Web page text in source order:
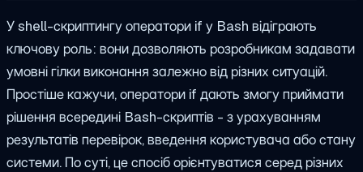
У shell-скриптингу оператори if у Bash відіграють
ключову роль: вони дозволяють розробникам задавати
умовні гілки виконання залежно від різних ситуацій.
Простіше кажучи, оператори if дають змогу приймати
рішення всередині Bash-скриптів - з урахуванням
результатів перевірок, введення користувача або стану
системи. По суті, це спосіб орієнтуватися серед різних